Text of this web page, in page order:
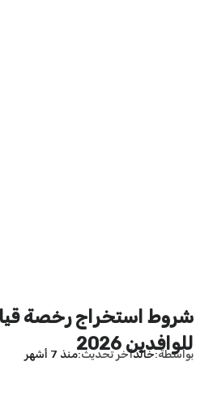
شروط استخراج رخصة
للوافدين 2026
بواسطة خالدآخر تحديث منذ 7 أشهر